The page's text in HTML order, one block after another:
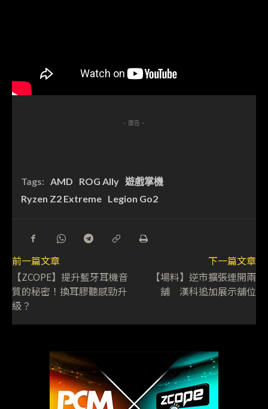
- 廣告 -
Tags: AMD ROG Ally 遊戲掌機
Ryzen Z2 Extreme Legion Go2
前一篇文章
【ZCOPE】提升藍牙耳機音
質的秘密！換耳膠聽感勁升
級？
下一篇文章
【場料】逆市擴張連開兩
舖 漢科追加展示舖位